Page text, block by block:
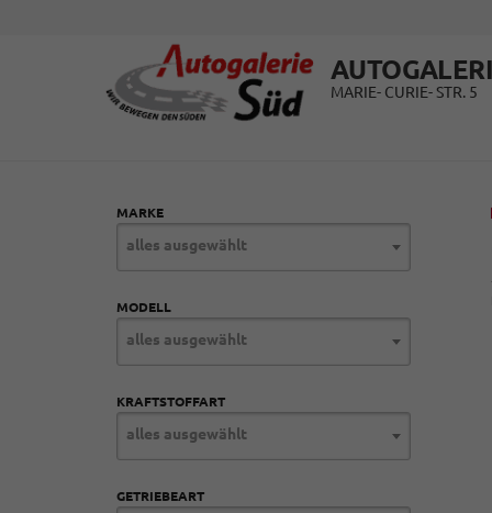
MARIE- CURIE- STR. 5
MARKE
alles ausgewählt
MODELL
alles ausgewählt
KRAFTSTOFFART
alles ausgewählt
GETRIEBEART